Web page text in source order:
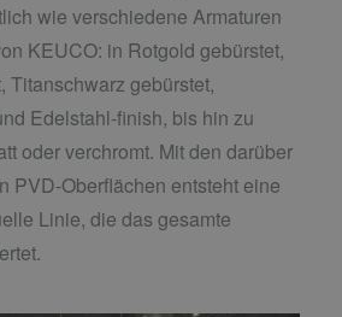
wie verschiedene Armaturen
KEUCO: in Rotgold gebürstet,
Titanschwarz gebürstet,
Edelstahl-finish, bis hin zu
oder verchromt. Mit den darüber
PVD-Oberflächen entsteht eine
Linie, die das gesamte